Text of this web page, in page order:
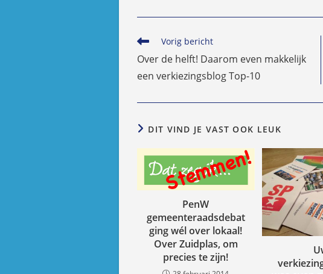
Lees
artikelen
Vorig bericht
Over de helft! Daarom even makkelijk
een verkiezingsblog Top-10
DIT VIND JE VAST OOK LEUK
PenW
gemeenteraadsdebat
ging wél over lokaal!
Over Zuidplas, om
precies te zijn!